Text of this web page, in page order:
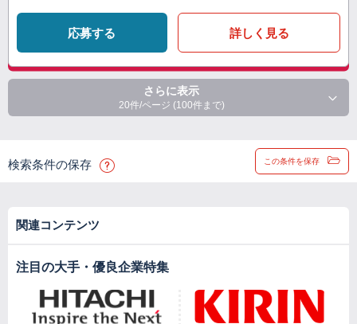
応募する 詳しく見る
さらに表示
20件/ページ (100件まで)
検索条件の保存 この条件を保存
関連コンテンツ
注目の大手・優良企業特集